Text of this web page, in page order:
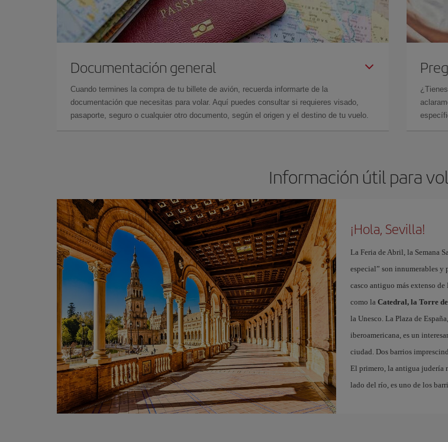
Documentación general
Cuando termines la compra de tu billete de avión, recuerda informarte de la
documentación que necesitas para volar. Aquí puedes consultar si requieres visado,
pasaporte, seguro o cualquier otro documento, según el origen y el destino de tu vuelo.
Información útil para
¡Hola, Sevilla!
La Feria de Abril, la Semana
especial” son innumerables y
casco antiguo más extenso
como la Catedral, la Torre
la Unesco. La Plaza de
iberoamericana, es un
ciudad. Dos barrios
El primero, la antigua judería
lado del río, es uno de los